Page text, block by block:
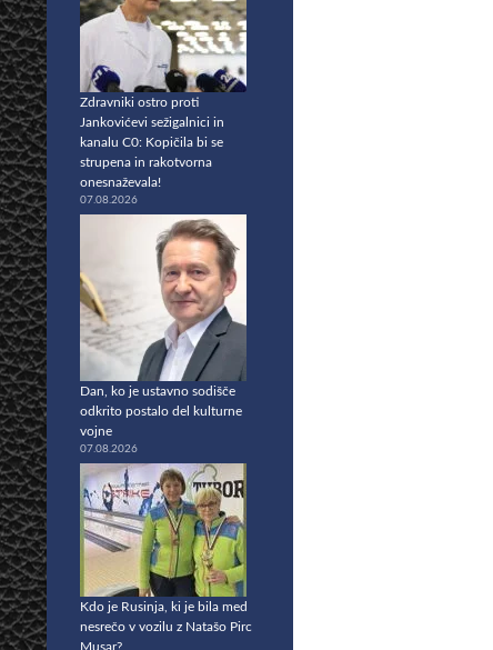
Zdravniki ostro proti
Jankovićevi sežigalnici in
kanalu C0: Kopičila bi se
strupena in rakotvorna
onesnaževala!
07.08.2026
Dan, ko je ustavno sodišče
odkrito postalo del kulturne
vojne
07.08.2026
Kdo je Rusinja, ki je bila med
nesrečo v vozilu z Natašo Pirc
Musar?